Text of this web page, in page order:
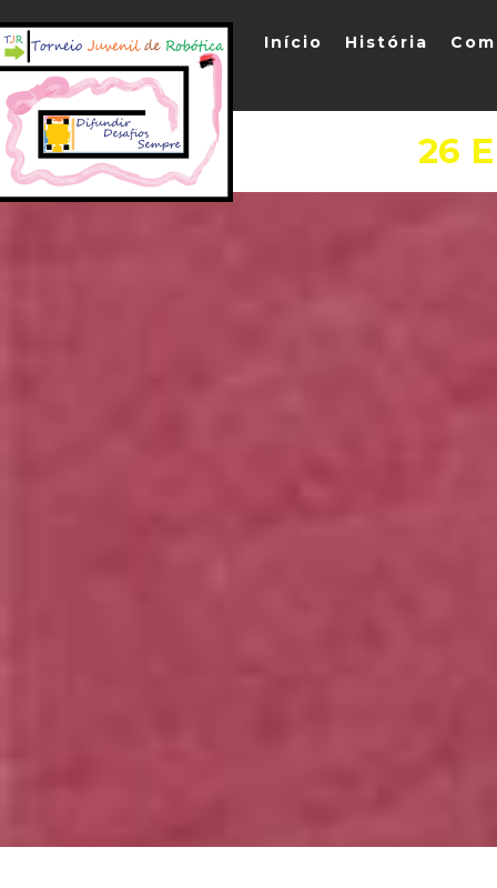
Início História
26